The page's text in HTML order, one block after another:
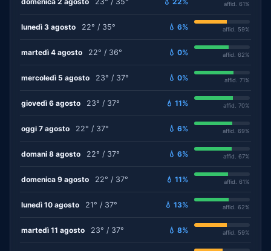
affid. 61%
lunedì 3 agosto 22° / 35° 💧 6% affid. 59%
martedì 4 agosto 22° / 36° 💧 0% affid. 62%
mercoledì 5 agosto 23° / 37° 💧 0% affid. 71%
giovedì 6 agosto 23° / 37° 💧 11% affid. 70%
oggi 7 agosto 22° / 37° 💧 6% affid. 69%
domani 8 agosto 22° / 37° 💧 6% affid. 67%
domenica 9 agosto 22° / 37° 💧 11% affid. 61%
lunedì 10 agosto 21° / 37° 💧 13% affid. 62%
martedì 11 agosto 23° / 37° 💧 8% affid. 59%